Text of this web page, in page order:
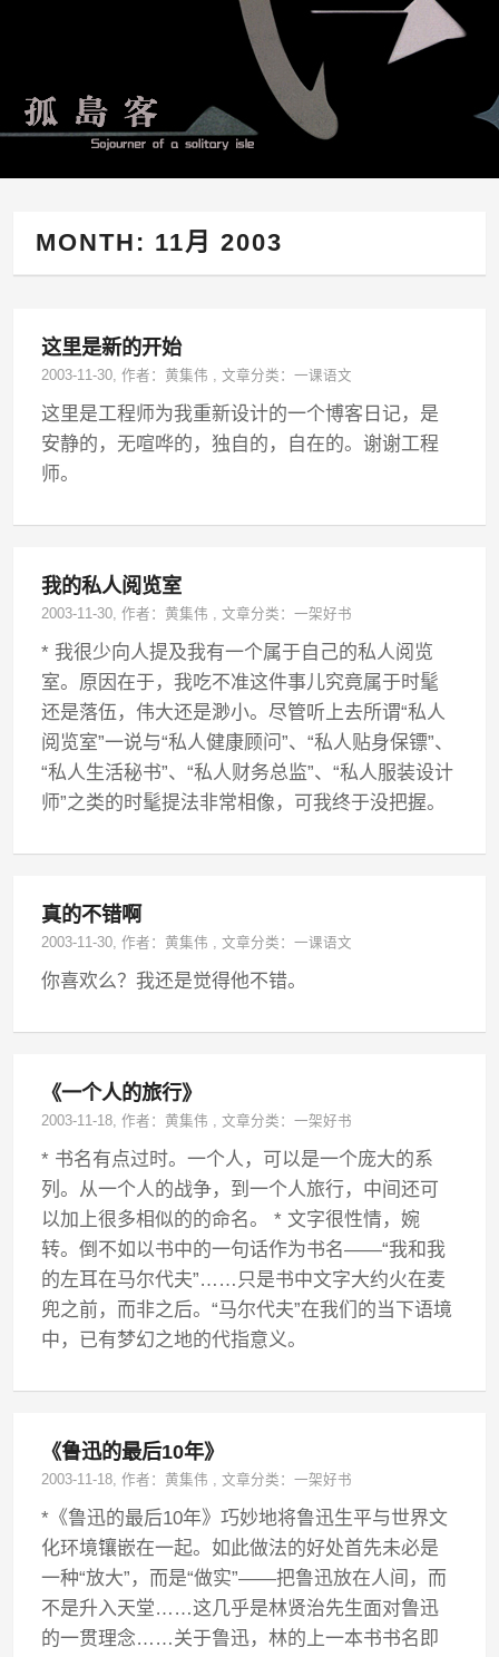
MONTH: 11月 2003
这里是新的开始
2003-11-30, 作者：黄集伟 ,文章分类：一课语文
这里是工程师为我重新设计的一个博客日记，是
安静的，无喧哗的，独自的，自在的。谢谢工程
师。
我的私人阅览室
2003-11-30, 作者：黄集伟 ,文章分类：一架好书
* 我很少向人提及我有一个属于自己的私人阅览
室。原因在于，我吃不准这件事儿究竟属于时髦
还是落伍，伟大还是渺小。尽管听上去所谓“私人
阅览室”一说与“私人健康顾问”、“私人贴身保镖”、
“私人生活秘书”、“私人财务总监”、“私人服装设计
师”之类的时髦提法非常相像，可我终于没把握。
真的不错啊
2003-11-30, 作者：黄集伟 ,文章分类：一课语文
你喜欢么？我还是觉得他不错。
《一个人的旅行》
2003-11-18, 作者：黄集伟 ,文章分类：一架好书
* 书名有点过时。一个人，可以是一个庞大的系
列。从一个人的战争，到一个人旅行，中间还可
以加上很多相似的的命名。 * 文字很性情，婉
转。倒不如以书中的一句话作为书名——“我和我
的左耳在马尔代夫”……只是书中文字大约火在麦
兜之前，而非之后。“马尔代夫”在我们的当下语境
中，已有梦幻之地的代指意义。
《鲁迅的最后10年》
2003-11-18, 作者：黄集伟 ,文章分类：一架好书
*《鲁迅的最后10年》巧妙地将鲁迅生平与世界文
化环境镶嵌在一起。如此做法的好处首先未必是
一种“放大”，而是“做实”——把鲁迅放在人间，而
不是升入天堂……这几乎是林贤治先生面对鲁迅
的一贯理念……关于鲁迅，林的上一本书书名即